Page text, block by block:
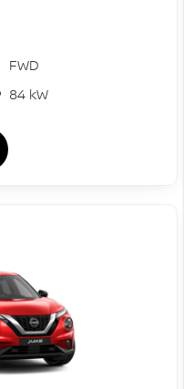
FWD
84 kW